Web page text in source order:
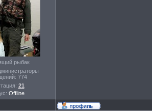
рыбак
774
21
Offline